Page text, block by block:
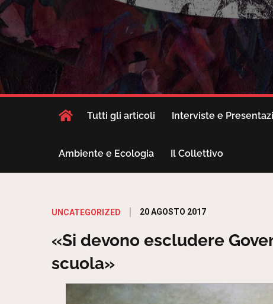
Tutti gli articoli Interviste e
Ambiente e Ecologia Il Collettivo
UNCATEGORIZED
Posted
20 AGOSTO 2017
«Si devono escludere
scuola»